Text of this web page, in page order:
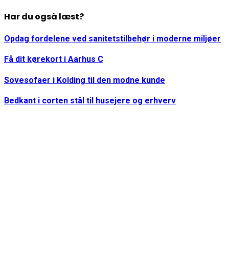
Har du også læst?
Opdag fordelene ved sanitetstilbehør i moderne miljøer
Få dit kørekort i Aarhus C
Sovesofaer i Kolding til den modne kunde
Bedkant i corten stål til husejere og erhverv